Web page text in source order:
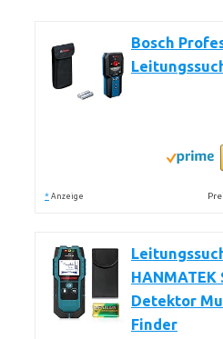
Bosch
* Anzeige
HANMATEK
Detektor
Finder